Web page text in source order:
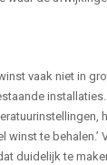
vaak niet in
winst te behalen.’
duidelijk te